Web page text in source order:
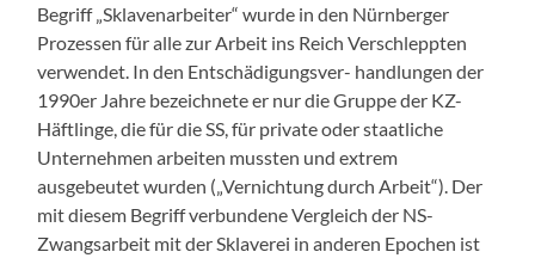
Begriff „Sklavenarbeiter“ wurde in den Nürnberger
Prozessen für alle zur Arbeit ins Reich Verschleppten
verwendet. In den Entschädigungsver- handlungen der
1990er Jahre bezeichnete er nur die Gruppe der KZ-
Häftlinge, die für die SS, für private oder staatliche
Unternehmen arbeiten mussten und extrem
ausgebeutet wurden („Vernichtung durch Arbeit“). Der
mit diesem Begriff verbundene Vergleich der NS-
Zwangsarbeit mit der Sklaverei in anderen Epochen ist